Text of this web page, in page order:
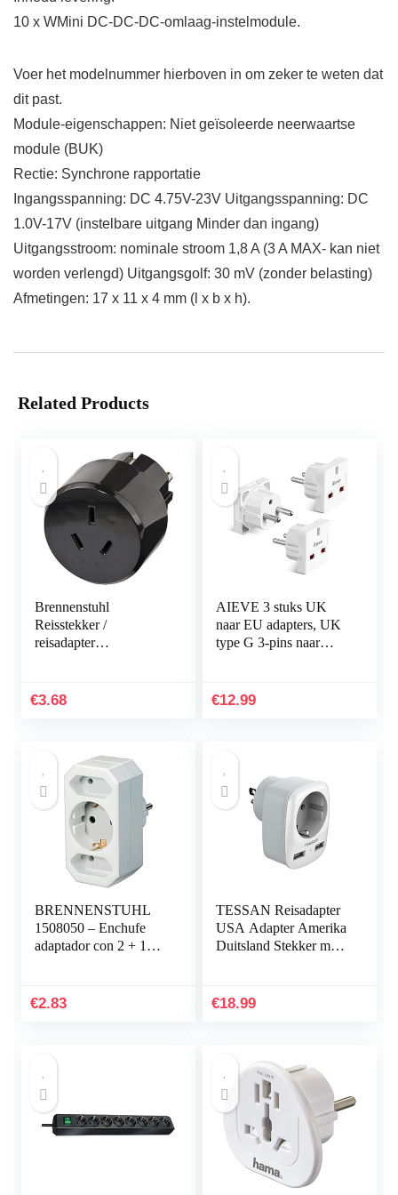
10 x WMini DC-DC-DC-omlaag-instelmodule.
Voer het modelnummer hierboven in om zeker te weten dat
dit past.
Module-eigenschappen: Niet geïsoleerde neerwaartse
module (BUK)
Rectie: Synchrone rapportatie
Ingangsspanning: DC 4.75V-23V Uitgangsspanning: DC
1.0V-17V (instelbare uitgang Minder dan ingang)
Uitgangsstroom: nominale stroom 1,8 A (3 A MAX- kan niet
worden verlengd) Uitgangsgolf: 30 mV (zonder belasting)
Afmetingen: 17 x 11 x 4 mm (l x b x h).
Related Products
Brennenstuhl
Reisstekker /
reisadapter
en Australië, China
€3.68
AIEVE 3 stuks UK
naar EU adapters, UK
type G 3-pins naar
adapter stekker…
€12.99
BRENNENSTUHL
1508050 – Enchufe
adaptador con 2 + 1
€2.83
TESSAN Reisadapter
USA Adapter Amerika
Duitsland Stekker met
Reisstekker
€18.99